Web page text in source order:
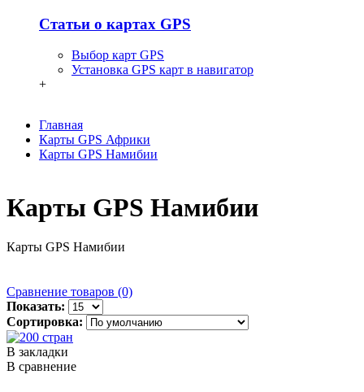
Статьи о картах GPS
Выбор карт GPS
Установка GPS карт в навигатор
+
Главная
Карты GPS Африки
Карты GPS Намибии
Карты GPS Намибии
Карты GPS Намибии
Сравнение товаров (0)
Показать:
Сортировка:
В закладки
В сравнение